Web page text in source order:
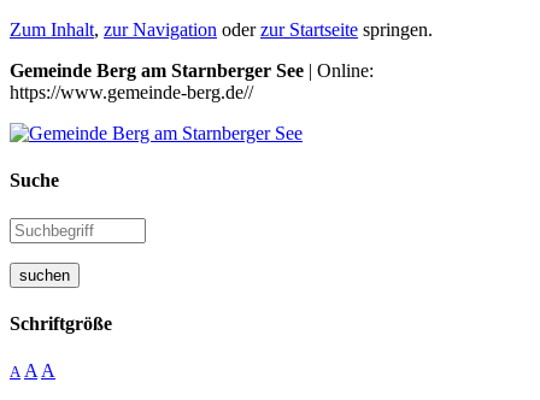
Zum Inhalt, zur Navigation oderzur Startseite springen.
Gemeinde Berg am Starnberger See | Online:
https://www.gemeinde-berg.de//
Suche
suchen
Schriftgröße
A A A